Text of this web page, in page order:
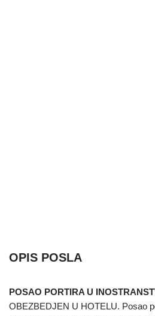
OPIS POSLA
POSAO PORTIRA U
OBEZBEDJEN U HOTELU. Posao